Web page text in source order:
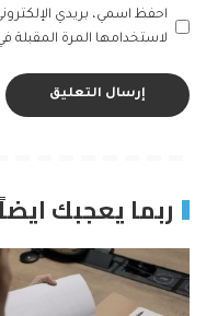
احفظ اسمي، بريدي
لاستخدامها المرة المقبلة
ربما يعجبك ايضاً